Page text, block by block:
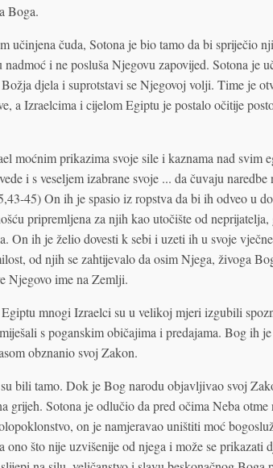
Boga.
učinjena čuda, Sotona je bio tamo da bi spriječio
i ne posluša Njegovu zapovijed. Sotona je
djela i suprotstavi se Njegovoj volji. Time je
a Izraelcima i cijelom Egiptu je postalo očitije
moćnim prikazima svoje sile i kaznama nad svim
i s veseljem izabrane svoje ... da čuvaju naredbe
45) On ih je spasio iz ropstva da bi ih odveo u
pripremljena za njih kao utočište od
On ih je želio dovesti k sebi i uzeti ih u svoje
od njih se zahtijevalo da osim Njega, živoga
Njegovo ime na Zemlji.
mnogi Izraelci su u velikoj mjeri izgubili
s poganskim običajima i predajama. Bog ih
obznanio svoj Zakon.
bili tamo. Dok je Bog narodu objavljivao svoj
grijeh. Sotona je odlučio da pred očima Neba
on je namjeravao uništiti moć
ono što nije uzvišenije od njega i može se